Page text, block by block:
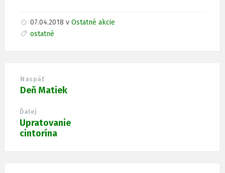
07.04.2018 v Ostatné akcie
ostatné
Naspäť
Deň Matiek
Ďalej
Upratovanie
cintorína